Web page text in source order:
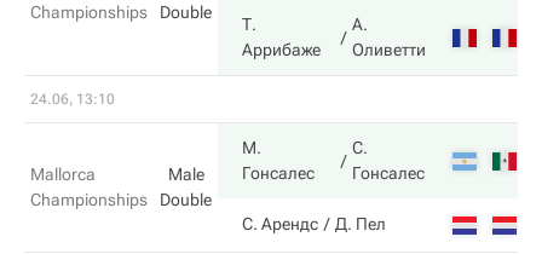
Championships Double
Т.
Аррибаже
А.
Оливетти
24.06, 13:10
Mallorca
Championships
Male
Double
М.
Гонсалес
С.
Гонсалес
С. Арендс Д. Пел